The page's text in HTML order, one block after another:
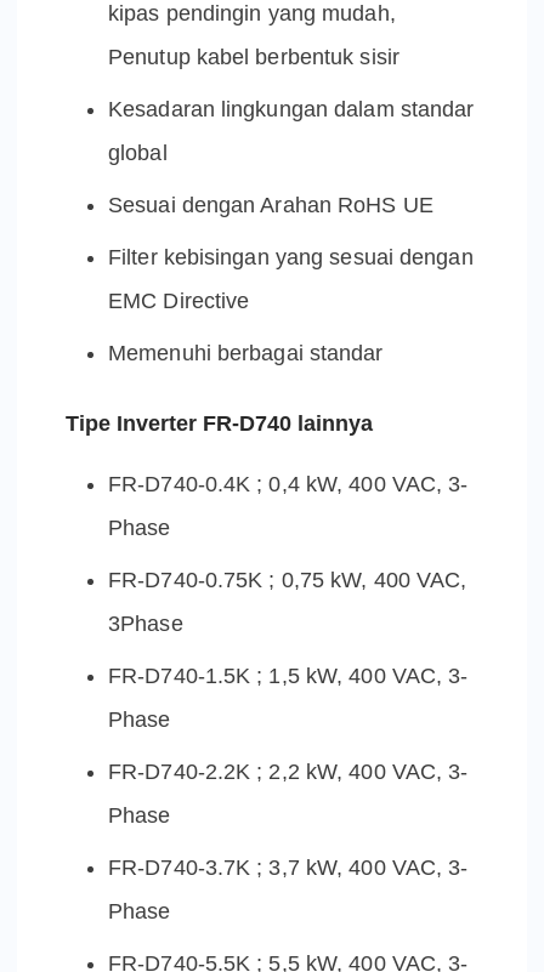
kipas pendingin yang mudah,
Penutup kabel berbentuk sisir
Kesadaran lingkungan dalam standar
global
Sesuai dengan Arahan RoHS UE
Filter kebisingan yang sesuai dengan
EMC Directive
Memenuhi berbagai standar
Tipe Inverter FR-D740 lainnya
FR-D740-0.4K ; 0,4 kW, 400 VAC, 3-
Phase
FR-D740-0.75K ; 0,75 kW, 400 VAC,
3Phase
FR-D740-1.5K ; 1,5 kW, 400 VAC, 3-
Phase
FR-D740-2.2K ; 2,2 kW, 400 VAC, 3-
Phase
FR-D740-3.7K ; 3,7 kW, 400 VAC, 3-
Phase
FR-D740-5.5K ; 5,5 kW, 400 VAC, 3-